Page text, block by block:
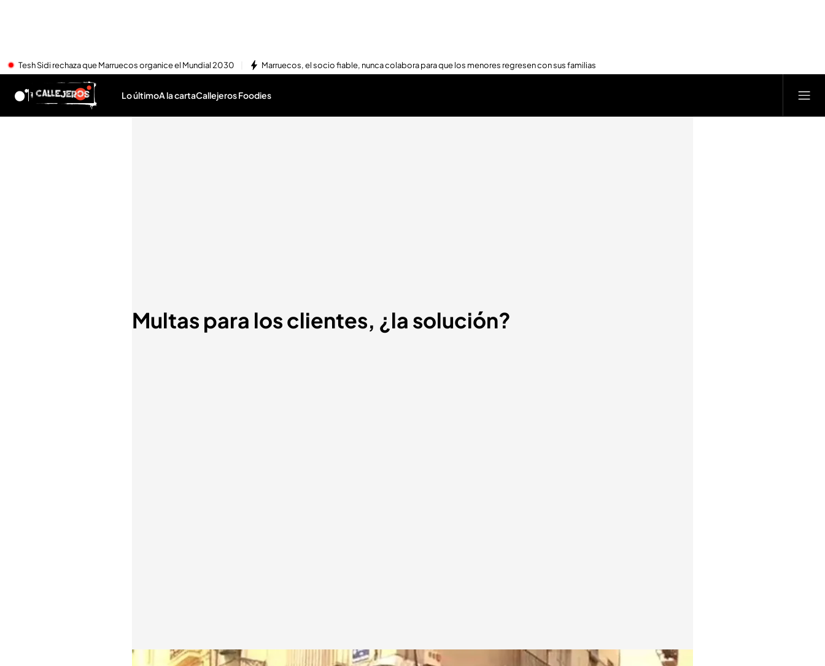
Tesh Sidi rechaza que Marruecos organice el Mundial 2030 Marruecos, el socio fiable, nunca colabora para que los menores regresen con sus familias
Lo últimoA la cartaCallejeros Foodies
Multas para los clientes, ¿la solución?